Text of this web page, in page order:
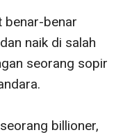
benar-benar
naik di salah
seorang sopir
billioner,